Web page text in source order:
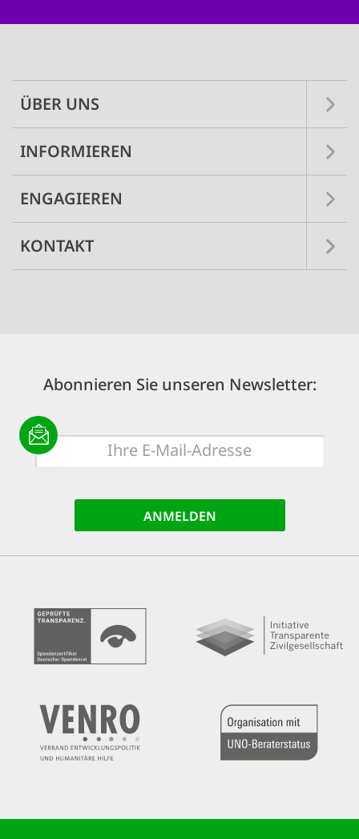
ÜBER UNS
INFORMIEREN
ENGAGIEREN
KONTAKT
Abonnieren Sie unseren Newsletter:
E-
Mail